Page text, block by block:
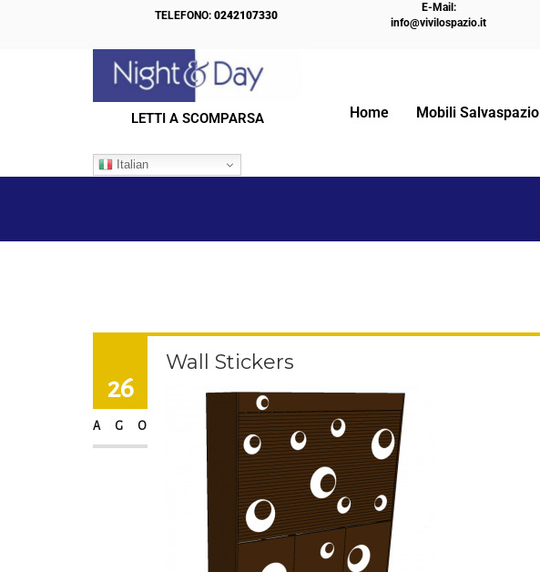
TELEFONO:0242107330
E-Mail:
info@vivilospazio.it
LETTI A SCOMPARSA
Italian
Home Mobili Salvaspazio
IL NOSTRO BLOG!
26
AGO
Wall Stickers